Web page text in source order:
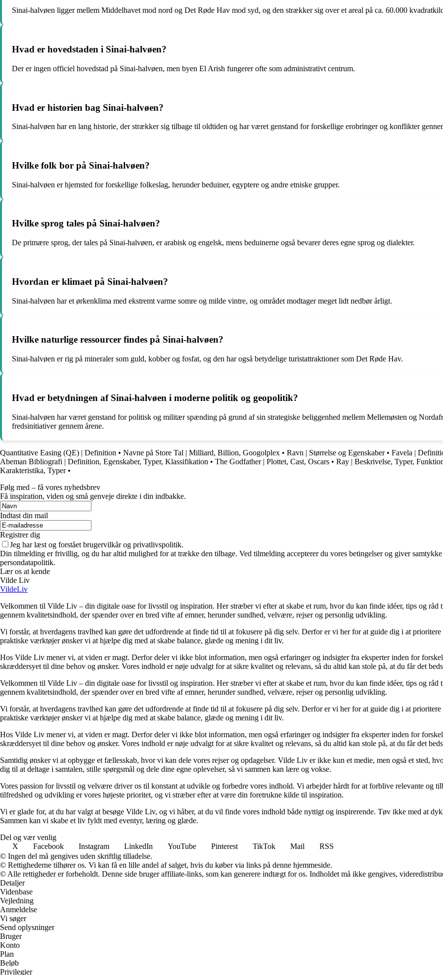
Sinai-halvøen ligger mellem Middelhavet mod nord og Det Røde Hav mod syd, og den strækker sig over et areal på ca. 60.000
Hvad er hovedstaden i Sinai-halvøen?
Der er ingen officiel hovedstad på Sinai-halvøen, men byen El Arish fungerer ofte som administrativt centrum.
Hvad er historien bag Sinai-halvøen?
Sinai-halvøen har en lang historie, der strækker sig tilbage til oldtiden og har været genstand for forskellige erobringer og konflikter
Hvilke folk bor på Sinai-halvøen?
Sinai-halvøen er hjemsted for forskellige folkeslag, herunder beduiner, egyptere og andre etniske grupper.
Hvilke sprog tales på Sinai-halvøen?
De primære sprog, der tales på Sinai-halvøen, er arabisk og engelsk, mens beduinerne også bevarer deres egne sprog og dialekter.
Hvordan er klimaet på Sinai-halvøen?
Sinai-halvøen har et ørkenklima med ekstremt varme somre og milde vintre, og området modtager meget lidt nedbør årligt.
Hvilke naturlige ressourcer findes på Sinai-halvøen?
Sinai-halvøen er rig på mineraler som guld, kobber og fosfat, og den har også betydelige turistattraktioner som Det Røde Hav.
Hvad er betydningen af Sinai-halvøen i moderne politik og geopolitik?
Sinai-halvøen har været genstand for politisk og militær spænding på grund af sin strategiske beliggenhed mellem Mellemøsten og
fredsinitiativer gennem årene.
Quantitative Easing (QE) | Definition • Navne på Store Tal | Milliard, Billion, Googolplex • Ravn | Størrelse og Egenskaber• Favela |
Abeman Bibliografi | Definition, Egenskaber, Typer, Klassifikation • The Godfather | Plottet, Cast, Oscars • Ray | Beskrivelse, Typer,
Karakteristika, Typer•
Følg med – få vores nyhedsbrev
Få inspiration, viden og små genveje direkte i din indbakke.
Indtast din mail
Registrer dig
Jeg har læst og forstået brugervilkår og privatlivspolitik.
Din tilmelding er frivillig, og du har altid mulighed for at trække den tilbage. Ved tilmelding accepterer du vores betingelser og giver
persondatapolitik.
Lær os at kende
Vilde Liv
VildeLiv
Velkommen til Vilde Liv – din digitale oase for livsstil og inspiration. Her stræber vi efter at skabe et rum, hvor du kan finde idéer, tips og
gennem kvalitetsindhold, der spænder over en bred vifte af emner, herunder sundhed, velvære, rejser og personlig udvikling.
Vi forstår, at hverdagens travlhed kan gøre det udfordrende at finde tid til at fokusere på dig selv. Derfor er vi her for at guide dig i at
praktiske værktøjer ønsker vi at hjælpe dig med at skabe balance, glæde og mening i dit liv.
Hos Vilde Liv mener vi, at viden er magt. Derfor deler vi ikke blot information, men også erfaringer og indsigter fra eksperter inden for
skræddersyet til dine behov og ønsker. Vores indhold er nøje udvalgt for at sikre kvalitet og relevans, så du altid kan stole på, at du får det
Velkommen til Vilde Liv – din digitale oase for livsstil og inspiration. Her stræber vi efter at skabe et rum, hvor du kan finde idéer, tips og
gennem kvalitetsindhold, der spænder over en bred vifte af emner, herunder sundhed, velvære, rejser og personlig udvikling.
Vi forstår, at hverdagens travlhed kan gøre det udfordrende at finde tid til at fokusere på dig selv. Derfor er vi her for at guide dig i at
praktiske værktøjer ønsker vi at hjælpe dig med at skabe balance, glæde og mening i dit liv.
Hos Vilde Liv mener vi, at viden er magt. Derfor deler vi ikke blot information, men også erfaringer og indsigter fra eksperter inden for
skræddersyet til dine behov og ønsker. Vores indhold er nøje udvalgt for at sikre kvalitet og relevans, så du altid kan stole på, at du får det
Samtidig ønsker vi at opbygge et fællesskab, hvor vi kan dele vores rejser og opdagelser. Vilde Liv er ikke kun et medie, men også et sted,
dig til at deltage i samtalen, stille spørgsmål og dele dine egne oplevelser, så vi sammen kan lære og vokse.
Vores passion for livsstil og velvære driver os til konstant at udvikle og forbedre vores indhold. Vi arbejder hårdt for at forblive relevante og
tilfredshed og udvikling er vores højeste prioritet, og vi stræber efter at være din foretrukne kilde til inspiration.
Vi er glade for, at du har valgt at besøge Vilde Liv, og vi håber, at du vil finde vores indhold både nyttigt og inspirerende. Tøv ikke med at
Sammen kan vi skabe et liv fyldt med eventyr, læring og glæde.
Del og vær venlig
X
Facebook Instagram LinkedIn YouTube Pinterest TikTok Mail
RSS
© Ingen del må gengives uden skriftlig tilladelse.
© Rettighederne tilhører os. Vi kan få en lille andel af salget, hvis du køber via links på denne hjemmeside.
© Alle rettigheder er forbeholdt. Denne side bruger affiliate-links, som kan generere indtægt for os. Indholdet må ikke gengives,
Detaljer
Videnbase
Vejledning
Anmeldelse
Vi søger
Send oplysninger
Bruger
Konto
Plan
Beløb
Privilegier